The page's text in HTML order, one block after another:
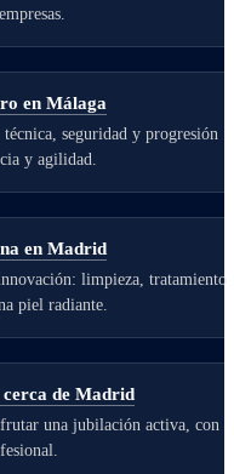
en Málaga
seguridad y progresión
y agilidad.
en Madrid
limpieza, tratamiento
piel radiante.
cerca de Madrid
una jubilación activa, con